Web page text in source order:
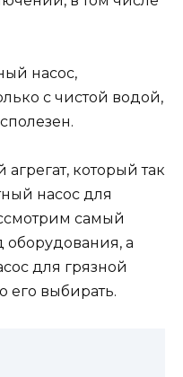
насос,
с чистой водой,
который так
насос для
самый
а
для грязной
его выбирать.